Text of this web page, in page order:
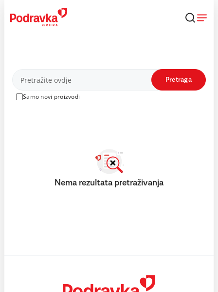
content
Proizvodi
Samo novi proizvodi
Pretraga
Nema rezultata pretraživanja